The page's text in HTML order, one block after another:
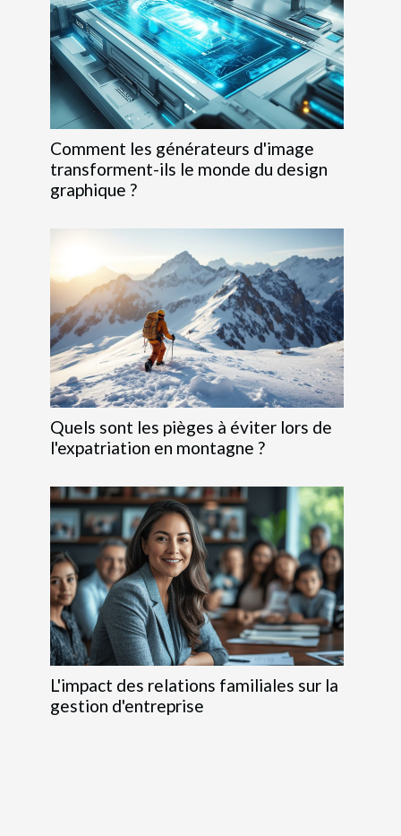
Comment les générateurs d'image
transforment-ils le monde du design
graphique ?
Quels sont les pièges à éviter lors de
l'expatriation en montagne ?
L'impact des relations familiales sur la
gestion d'entreprise